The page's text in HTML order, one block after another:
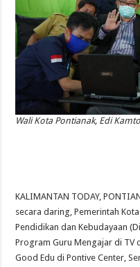
Wali Kota Pontianak, Edi
KALIMANTAN TODAY,
secara daring, Pemerintah
Pendidikan dan Kebudayaan
Program Guru Mengajar di TV
Good Edu di Pontive Center,